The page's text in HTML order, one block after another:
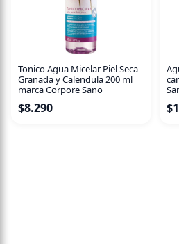
fibra capilar, previniendo así la
Tonico Agua Micelar Piel Seca
Granada y Calendula 200 ml
marca Corpore Sano
$8.290 $